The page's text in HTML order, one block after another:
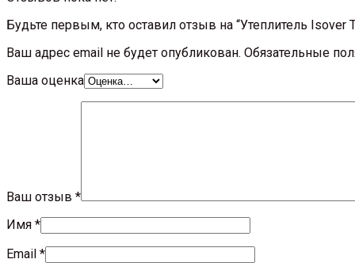
Будьте первым, кто оставил отзыв на “Утеплитель
Ваш адрес email не будет опубликован. Обязательные
Ваша оценка
Ваш отзыв *
Имя *
Email *